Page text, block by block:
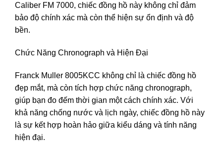
Caliber FM 7000, chiếc đồng hồ này không chỉ đảm
bảo độ chính xác mà còn thể hiện sự ổn định và độ
bền.
Chức Năng Chronograph và Hiện Đại
Franck Muller 8005KCC không chỉ là chiếc đồng hồ
đẹp mắt, mà còn tích hợp chức năng chronograph,
giúp bạn đo đếm thời gian một cách chính xác. Với
khả năng chống nước và lịch ngày, chiếc đồng hồ này
là sự kết hợp hoàn hảo giữa kiểu dáng và tính năng
hiện đại.